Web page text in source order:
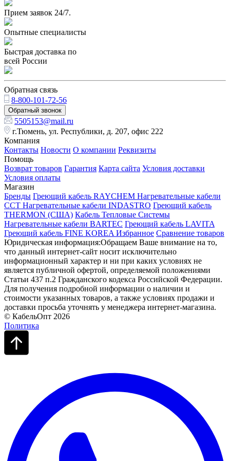
Прием заявок 24/7.
Опытные специалисты
Быстрая доставка по
всей России
Обратная связь
8-800-101-72-56
Обратный звонок
5505153@mail.ru
г.Тюмень, ул. Республики, д. 207, офис 222
Компания
Контакты Новости О компании Реквизиты
Помощь
Возврат товаров Гарантия Карта сайта Условия доставки
Условия оплаты
Магазин
Бренды Греющий кабель RAYCHEM Нагревательные кабели
ССТ Нагревательные кабели INDASTRO Греющий кабель
THERMON (США) Кабель Тепловые Системы
Нагревательные кабели BARTEC Греющий кабель LAVITA
Греющий кабель FINE KOREA Избранное Сравнение товаров
Юридическая информация:Обращаем Ваше внимание на то,
что данный интернет-сайт носит исключительно
информационный характер и ни при каких условиях не
является публичной офертой, определяемой положениями
Статьи 437 п.2 Гражданского кодекса Российской Федерации.
Для получения подробной информации о наличии и
стоимости указанных товаров, а также условиях продажи и
доставки просьба уточнять у менеджера интернет-магазина.
© КабельОпт 2026
Политика